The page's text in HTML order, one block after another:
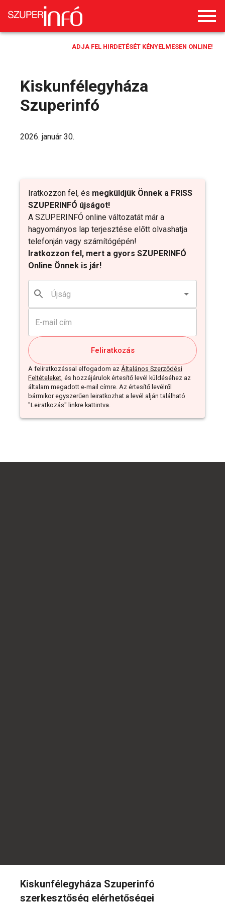
ADJA FEL HIRDETÉSÉT KÉNYELMESEN ONLINE!
Kiskunfélegyháza
Szuperinfó
Iratkozzon fel, és megküldjük Önnek a FRISS
SZUPERINFÓ újságot!
A SZUPERINFÓ online változatát már a
hagyományos lap terjesztése előtt olvashatja
telefonján vagy számítógépén!
Iratkozzon fel, mert a gyors SZUPERINFÓ
Online Önnek is jár!
Feliratkozás
A feliratkozással elfogadom az Általános Szerződési
Feltételeket, és hozzájárulok értesítő levél küldéséhez az
általam megadott e-mail címre. Az értesítő levélről
bármikor egyszerűen leiratkozhat a levél alján található
"Leiratkozás" linkre kattintva.
2026. január 30.
Kiskunfélegyháza Szuperinfó
szerkesztőség elérhetőségei